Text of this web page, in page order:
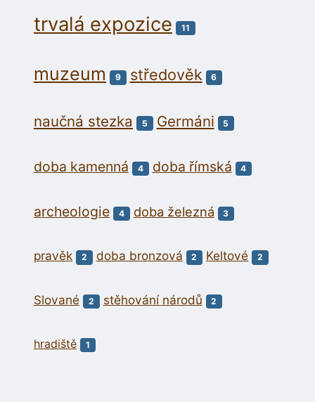
trvalá expozice 11
muzeum 9 středověk 6
naučná stezka 5 Germáni 5
doba kamenná 4 doba římská 4
archeologie 4 doba železná 3
pravěk 2 doba bronzová 2 Keltové 2
Slované 2 stěhování národů 2
hradiště 1